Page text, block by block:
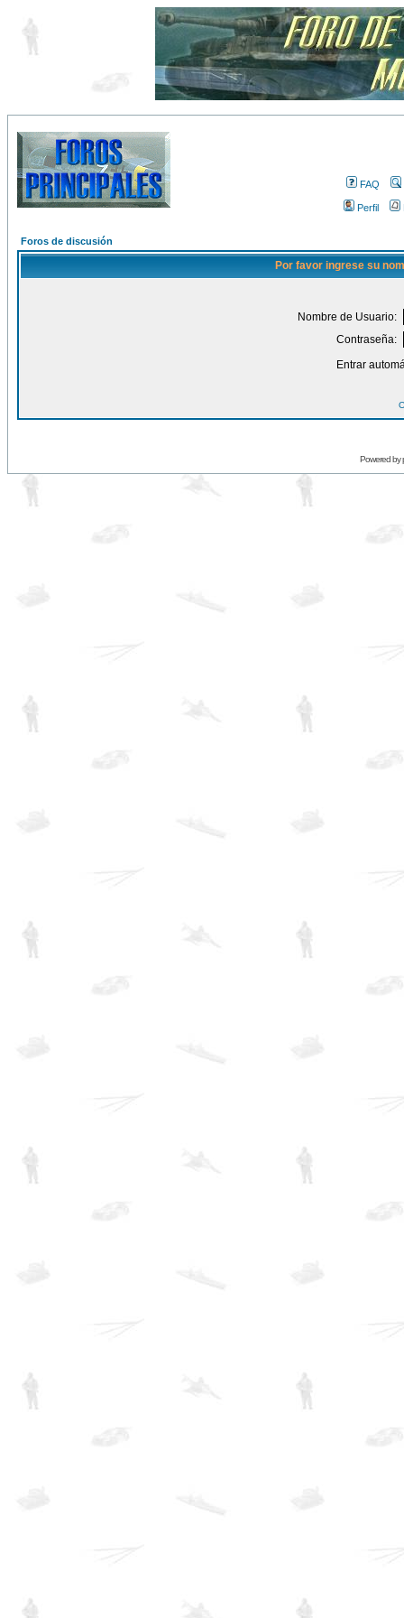
FAQ
Perfil
Foros de discusión
Por favor ingrese su
Nombre de Usuario:
Contraseña:
Entrar
Powered by